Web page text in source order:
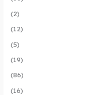
(2)
(12)
(5)
(19)
(86)
(16)